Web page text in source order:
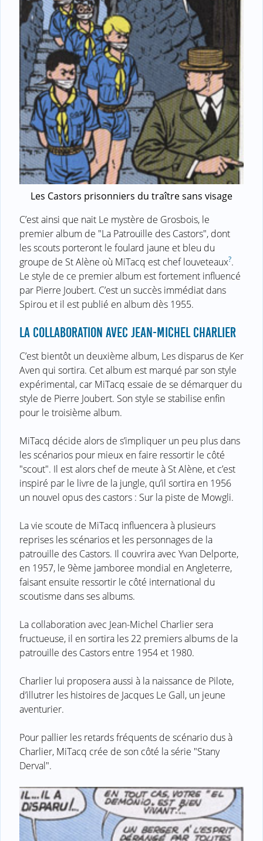
Les Castors prisonniers du traître sans visage
C’est ainsi que nait Le mystère de Grosbois, le
premier album de "La Patrouille des Castors", dont
les scouts porteront le foulard jaune et bleu du
groupe de St Alène où MiTacq est chef louveteaux?.
Le style de ce premier album est fortement influencé
par Pierre Joubert. C’est un succès immédiat dans
Spirou et il est publié en album dès 1955.
LA COLLABORATION AVEC JEAN-MICHEL CHARLIER
C’est bientôt un deuxième album, Les disparus de Ker
Aven qui sortira. Cet album est marqué par son style
expérimental, car MiTacq essaie de se démarquer du
style de Pierre Joubert. Son style se stabilise enfin
pour le troisième album.
MiTacq décide alors de s’impliquer un peu plus dans
les scénarios pour mieux en faire ressortir le côté
"scout". Il est alors chef de meute à St Alène, et c’est
inspiré par le livre de la jungle, qu’il sortira en 1956
un nouvel opus des castors : Sur la piste de Mowgli.
La vie scoute de MiTacq influencera à plusieurs
reprises les scénarios et les personnages de la
patrouille des Castors. Il couvrira avec Yvan Delporte,
en 1957, le 9ème jamboree mondial en Angleterre,
faisant ensuite ressortir le côté international du
scoutisme dans ses albums.
La collaboration avec Jean-Michel Charlier sera
fructueuse, il en sortira les 22 premiers albums de la
patrouille des Castors entre 1954 et 1980.
Charlier lui proposera aussi à la naissance de Pilote,
d’illutrer les histoires de Jacques Le Gall, un jeune
aventurier.
Pour pallier les retards fréquents de scénario dus à
Charlier, MiTacq crée de son côté la série "Stany
Derval".